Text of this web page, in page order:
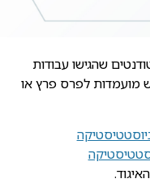
שהגישו עבודות
מועמדות לפרס פרץ או